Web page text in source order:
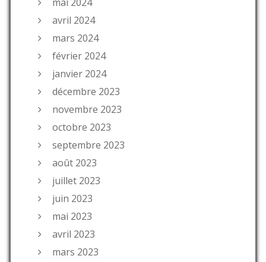
avril 2024
mars 2024
février 2024
janvier 2024
décembre 2023
novembre 2023
octobre 2023
septembre 2023
août 2023
juillet 2023
juin 2023
mai 2023
avril 2023
mars 2023